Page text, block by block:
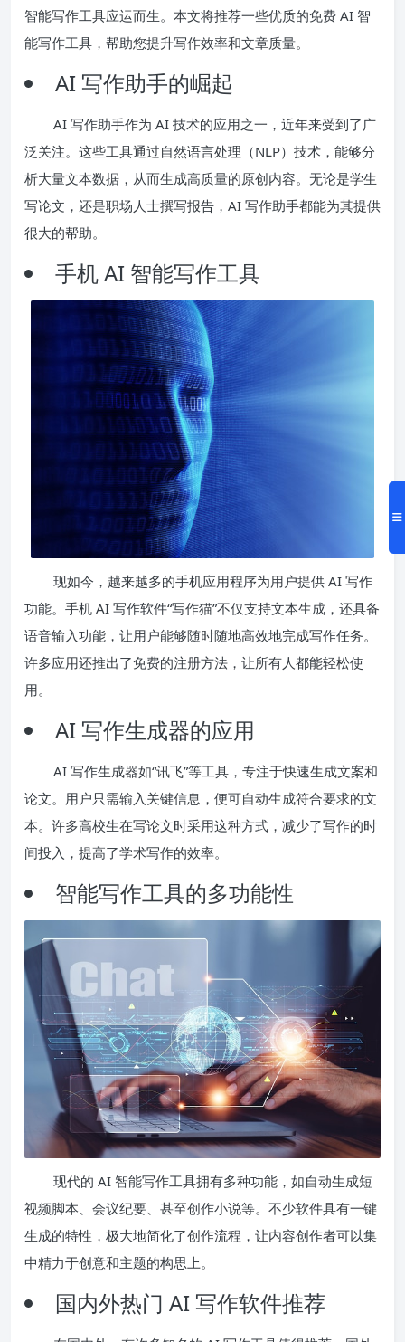
智能写作工具应运而生。本文将推荐一些优质的免费 AI 智
能写作工具，帮助您提升写作效率和文章质量。
AI 写作助手的崛起
AI 写作助手作为 AI 技术的应用之一，近年来受到了广
泛关注。这些工具通过自然语言处理（NLP）技术，能够分
析大量文本数据，从而生成高质量的原创内容。无论是学生
写论文，还是职场人士撰写报告，AI 写作助手都能为其提供
很大的帮助。
手机 AI 智能写作工具
现如今，越来越多的手机应用程序为用户提供 AI 写作
功能。手机 AI 写作软件“写作猫”不仅支持文本生成，还具备
语音输入功能，让用户能够随时随地高效地完成写作任务。
许多应用还推出了免费的注册方法，让所有人都能轻松使
用。
AI 写作生成器的应用
AI 写作生成器如“讯飞”等工具，专注于快速生成文案和
论文。用户只需输入关键信息，便可自动生成符合要求的文
本。许多高校生在写论文时采用这种方式，减少了写作的时
间投入，提高了学术写作的效率。
智能写作工具的多功能性
现代的 AI 智能写作工具拥有多种功能，如自动生成短
视频脚本、会议纪要、甚至创作小说等。不少软件具有一键
生成的特性，极大地简化了创作流程，让内容创作者可以集
中精力于创意和主题的构思上。
国内外热门 AI 写作软件推荐